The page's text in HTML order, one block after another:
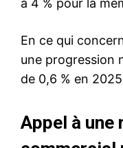
à 4 % pour la
En ce qui
une progression
de 0,6 % en
Appel à une